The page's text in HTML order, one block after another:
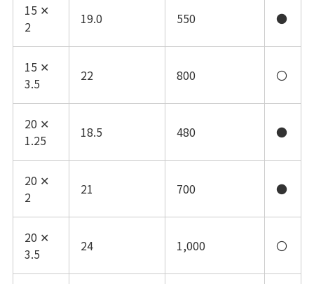
15 ✕
2
19.0 550 ●
15 ✕
3.5
22 800 〇
20 ✕
1.25
18.5 480 ●
20 ✕
2
21 700 ●
20 ✕
3.5
24 1,000 〇